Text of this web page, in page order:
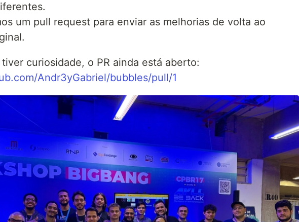
um pull request para enviar as melhorias de volta ao
curiosidade, o PR ainda está aberto:
Andr3yGabriel/bubbles/pull/1